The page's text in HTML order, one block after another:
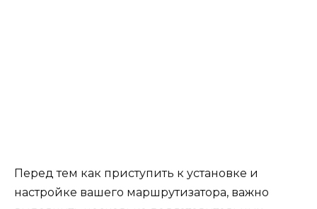
Перед тем как приступить к установке и
настройке вашего маршрутизатора, важно